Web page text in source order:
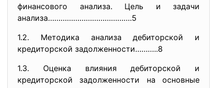
финансового анализа. Цель и задачи
анализа………………………………….5
1.2. Методика анализа дебиторской и
кредиторской задолженности………..8
1.3. Оценка влияния дебиторской и
кредиторской задолженности на основные